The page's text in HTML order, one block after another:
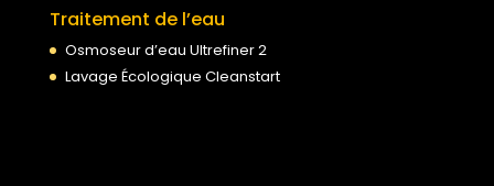
Traitement de l’eau
Osmoseur d’eau Ultrefiner 2
Lavage Écologique Cleanstart